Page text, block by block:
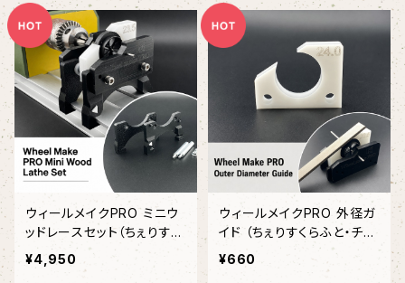
ウィールメイクPRO ミニウ
ッドレースセット（ちぇりすく
らふと/チェリスクラフト）
¥4,950
ウィールメイクPRO 外径ガ
イド （ちぇりすくらふと・チェ
リスクラフト）
¥660